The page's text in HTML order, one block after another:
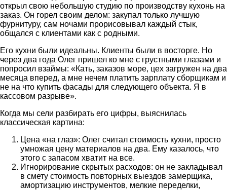
открыл свою небольшую студию по производству кухонь на
заказ. Он горел своим делом: закупал только лучшую
фурнитуру, сам ночами прорисовывал каждый стык,
общался с клиентами как с родными.
Его кухни были идеальны. Клиенты были в восторге. Но
через два года Олег пришел ко мне с грустными глазами и
попросил взаймы: «Кать, заказов море, цех загружен на два
месяца вперед, а мне нечем платить зарплату сборщикам и
не на что купить фасады для следующего объекта. Я в
кассовом разрыве».
Когда мы сели разбирать его цифры, выяснилась
классическая картина:
Цена «на глаз»: Олег считал стоимость кухни, просто
умножая цену материалов на два. Ему казалось, что
этого с запасом хватит на все.
Игнорирование скрытых расходов: он не закладывал
в смету стоимость повторных выездов замерщика,
амортизацию инструментов, мелкие переделки,